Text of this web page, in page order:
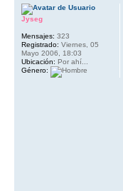
Jyseg
Mensajes: 323
Registrado: Viernes, 05
Mayo 2006, 18:03
Ubicación: Por ahí...
Género: